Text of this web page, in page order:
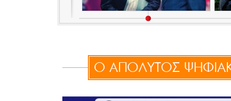
Ο ΑΠΟΛΥΤΟΣ